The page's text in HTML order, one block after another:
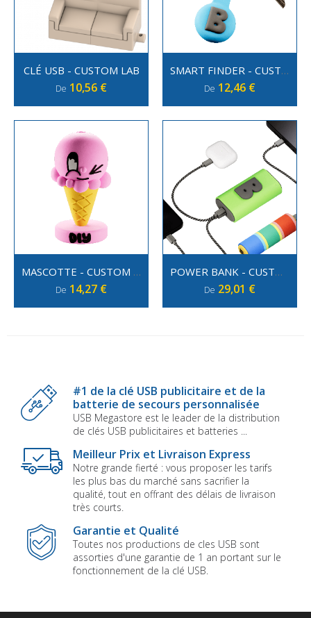
CLÉ USB - CUSTOM LAB
De 10,56 €
SMART FINDER - CUSTOM LAB
De 12,46 €
MASCOTTE - CUSTOM LAB
De 14,27 €
POWER BANK - CUSTOM LAB
De 29,01 €
#1 de la clé USB publicitaire et de la
batterie de secours personnalisée
USB Megastore est le leader de la distribution
de clés USB publicitaires et batteries ...
Meilleur Prix et Livraison Express
Notre grande fierté : vous proposer les tarifs
les plus bas du marché sans sacrifier la
qualité, tout en offrant des délais de livraison
très courts.
Garantie et Qualité
Toutes nos productions de cles USB sont
assorties d'une garantie de 1 an portant sur le
fonctionnement de la clé USB.